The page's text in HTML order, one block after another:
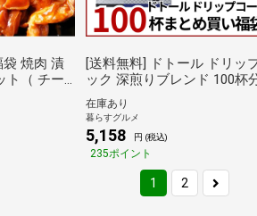
焼肉 漬
ト（ チー
まる
[送料無料] ドトール ドリップパ
ック 深煎りブレンド 100杯
とめ買い福袋 6.5g×100袋×1箱
【4～5営業日以内に出荷】
ックコーヒー 珈琲 ハンドド
プ ドリップパック 倉庫C
在庫あり
暮らすグルメ
5,158 円 (税込)
235ポイント
1 2